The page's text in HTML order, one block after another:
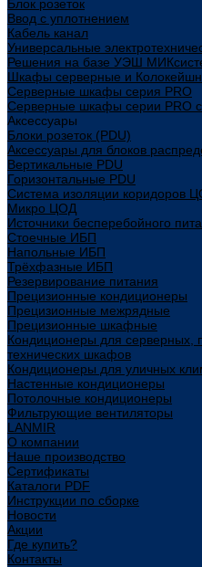
Блок розеток
Ввод с уплотнением
Кабель канал
Универсальные
Решения на базе УЭШ
Шкафы серверные и Колокейшн
Серверные шкафы серия PRO
Серверные шкафы серии PRO
Аксессуары
Блоки розеток (PDU)
Аксессуары для блоков
Вертикальные PDU
Горизонтальные PDU
Система изоляции коридоров
Микро ЦОД
Источники бесперебойного
Стоечные ИБП
Напольные ИБП
Трёхфазные ИБП
Резервирование питания
Прецизионные кондиционеры
Прецизионные межрядные
Прецизионные шкафные
Кондиционеры для серверных,
технических шкафов
Кондиционеры для уличных
Настенные кондиционеры
Потолочные кондиционеры
Фильтрующие вентиляторы
LANMIR
О компании
Наше производство
Сертификаты
Каталоги PDF
Инструкции по сборке
Новости
Акции
Где купить?
Контакты